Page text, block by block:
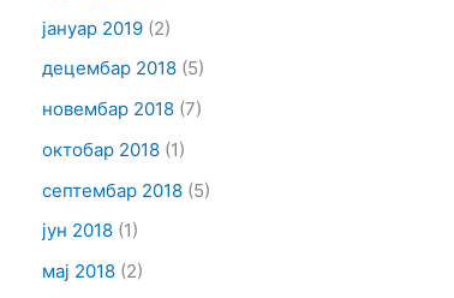
јануар 2019(2)
децембар 2018(5)
новембар 2018(7)
октобар 2018(1)
септембар 2018(5)
јун 2018(1)
мај 2018(2)